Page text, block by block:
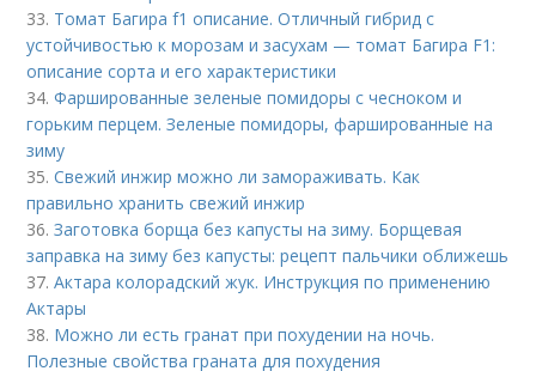
33. Томат Багира f1 описание. Отличный гибрид с
устойчивостью к морозам и засухам — томат Багира F1:
описание сорта и его характеристики
34.Фаршированные зеленые помидоры с чесноком и
горьким перцем. Зеленые помидоры, фаршированные на
зиму
35.Свежий инжир можно ли замораживать. Как
правильно хранить свежий инжир
36.Заготовка борща без капусты на зиму. Борщевая
заправка на зиму без капусты: рецепт пальчики оближешь
37.Актара колорадский жук. Инструкция по применению
Актары
38. Можно ли есть гранат при похудении на ночь.
Полезные свойства граната для похудения